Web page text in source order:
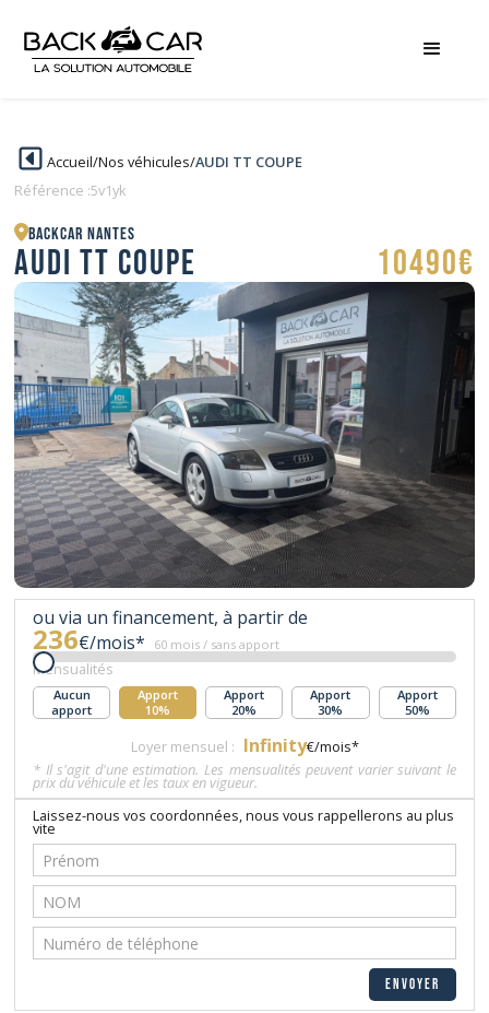
Accueil/Nos véhicules/AUDI TT COUPE
Référence :5v1yk
BACKCAR Nantes
AUDI TT COUPE 10490€
ou via un financement, à partir de
236€/mois* 60 mois / sans apport
Mensualités
Aucun
apport
Apport
10%
Apport
20%
Apport
30%
Apport
50%
Loyer mensuel : Infinity€/mois*
* Il s'agit d'une estimation. Les mensualités peuvent varier suivant le
prix du véhicule et les taux en vigueur.
Laissez-nous vos coordonnées, nous vous rappellerons au plus
vite